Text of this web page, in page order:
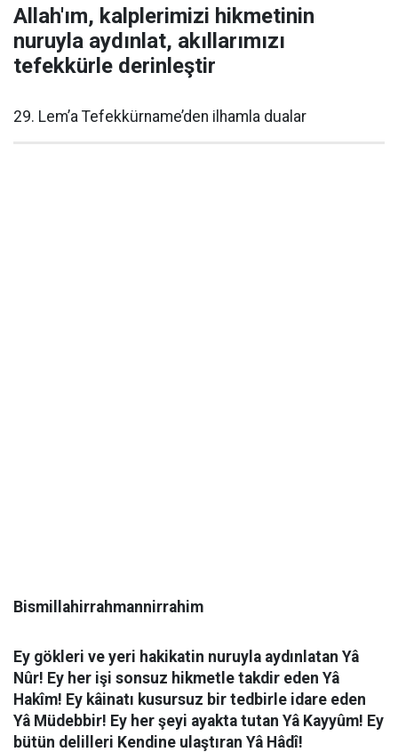
Allah'ım, kalplerimizi hikmetinin
nuruyla aydınlat, akıllarımızı
tefekkürle derinleştir
29. Lem’a Tefekkürname’den ilhamla dualar
Bismillahirrahmannirrahim
Ey gökleri ve yeri hakikatin nuruyla aydınlatan Yâ
Nûr! Ey her işi sonsuz hikmetle takdir eden Yâ
Hakîm! Ey kâinatı kusursuz bir tedbirle idare eden
Yâ Müdebbir! Ey her şeyi ayakta tutan Yâ Kayyûm! Ey
bütün delilleri Kendine ulaştıran Yâ Hâdî!